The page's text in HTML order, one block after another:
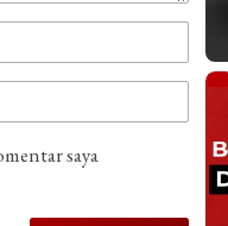
saya